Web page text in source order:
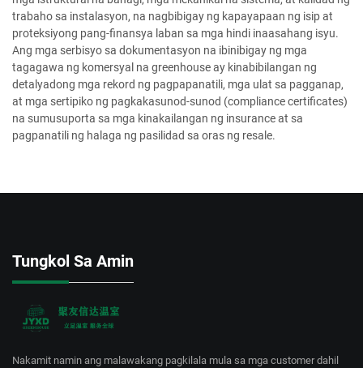
trabaho sa instalasyon, na nagbibigay ng kapayapaan ng isip at
proteksiyong pang-finansya laban sa mga hindi inaasahang isyu.
Ang mga serbisyo sa dokumentasyon na ibinibigay ng mga
tagagawa ng komersyal na greenhouse ay kinabibilangan ng
detalyadong mga rekord ng pagpapanatili, mga ulat sa pagganap,
at mga sertipiko ng pagkakasunod-sunod (compliance certificates)
na sumusuporta sa mga kinakailangan ng insurance at sa
pagpanatili ng halaga ng pasilidad sa oras ng resale.
Tungkol Sa Amin
Nakamit namin ang malawakang pagkilala mula sa mga customer dahil